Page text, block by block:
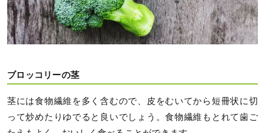
ブロッコリーの茎
茎には食物繊維を多く含むので、皮をむいてから短冊状に切
って炒めたりゆでると良いでしょう。食物繊維もとれて歯ご